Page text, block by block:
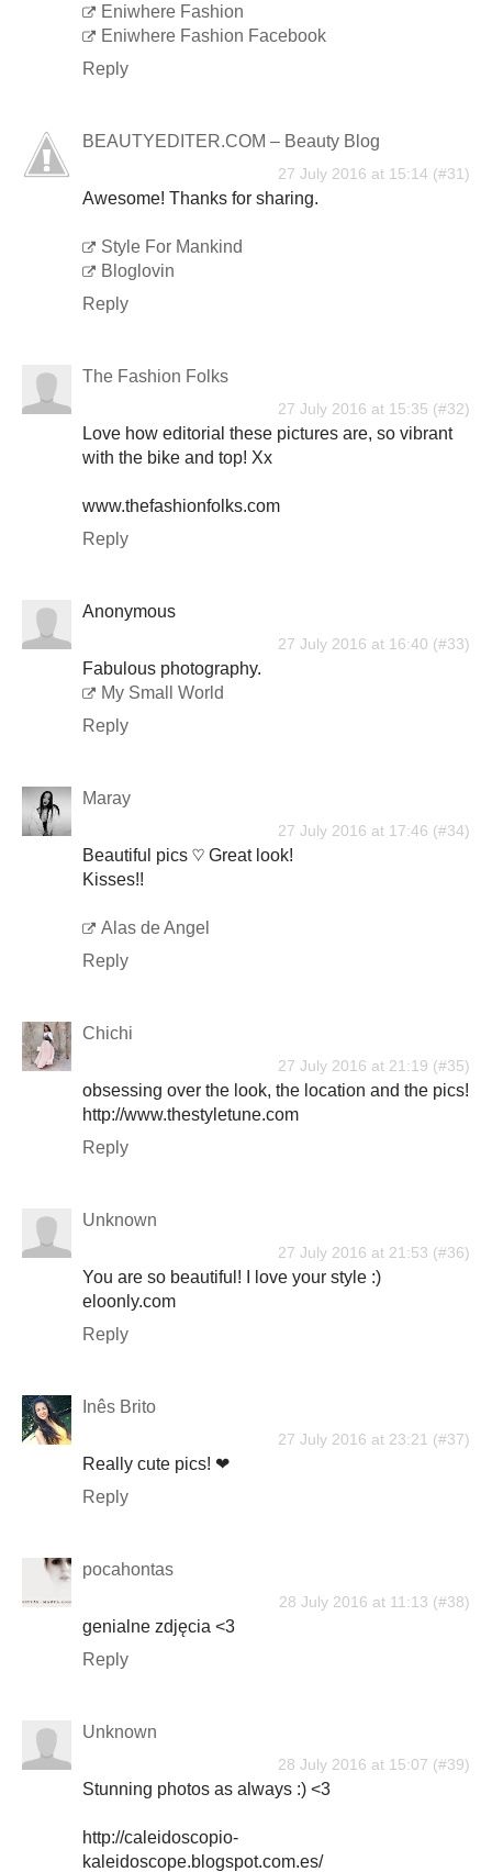
Eniwhere Fashion
Eniwhere Fashion Facebook
Reply
BEAUTYEDITER.COM – Beauty Blog
27 July 2016 at 15:14
Awesome! Thanks for sharing.
Style For Mankind
Bloglovin
Reply
The Fashion Folks
27 July 2016 at 15:35
Love how editorial these pictures are, so vibrant
with the bike and top! Xx
www.thefashionfolks.com
Reply
Anonymous
27 July 2016 at 16:40
Fabulous photography.
My Small World
Reply
Maray
27 July 2016 at 17:46
Beautiful pics ♡ Great look!
Kisses!!
Alas de Angel
Reply
Chichi
27 July 2016 at 21:19
obsessing over the look, the location and the pics!
http://www.thestyletune.com
Reply
Unknown
27 July 2016 at 21:53
You are so beautiful! I love your style :)
eloonly.com
Reply
Inês Brito
27 July 2016 at 23:21
Really cute pics! ❤
Reply
pocahontas
28 July 2016 at 11:13
genialne zdjęcia <3
Reply
Unknown
28 July 2016 at 15:07
Stunning photos as always :) <3
http://caleidoscopio-
kaleidoscope.blogspot.com.es/